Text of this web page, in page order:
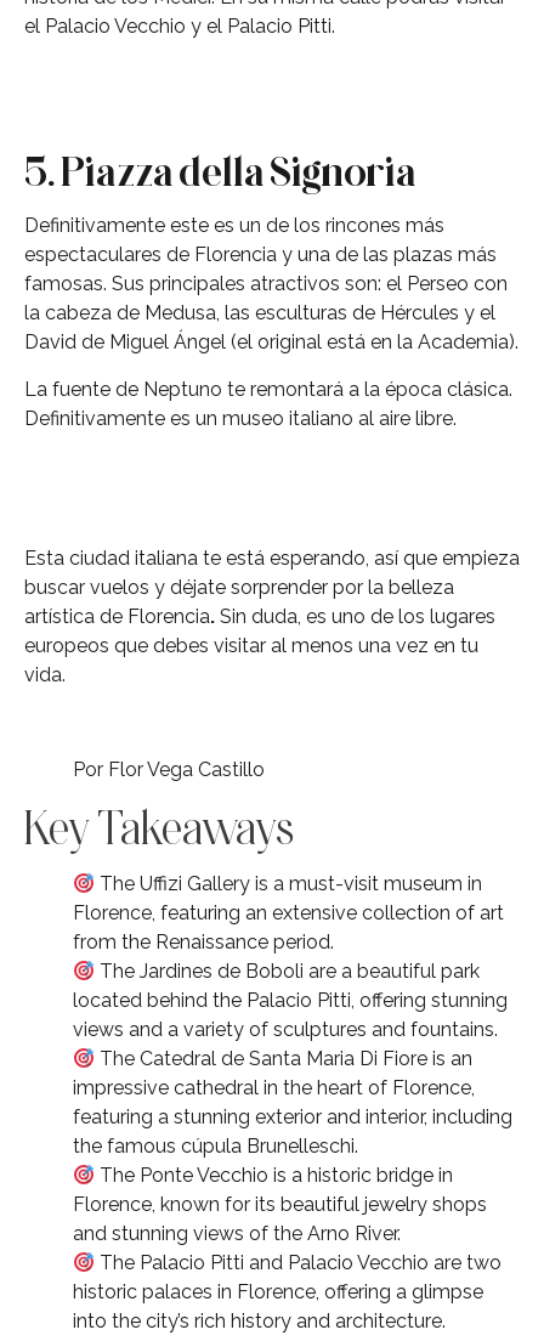
el Palacio Vecchio y el Palacio Pitti.
5. Piazza della Signoria
Definitivamente este es un de los rincones más
espectaculares de Florencia y una de las plazas más
famosas. Sus principales atractivos son: el Perseo con
la cabeza de Medusa, las esculturas de Hércules y el
David de Miguel Ángel (el original está en la Academia).
La fuente de Neptuno te remontará a la época clásica.
Definitivamente es un museo italiano al aire libre.
Esta ciudad italiana te está esperando, así que empieza
buscar vuelos y déjate sorprender por la belleza
artística de Florencia. Sin duda, es uno de los lugares
europeos que debes visitar al menos una vez en tu
vida.
Por Flor Vega Castillo
Key Takeaways
The Uffizi Gallery is a must-visit museum in
Florence, featuring an extensive collection of art
from the Renaissance period.
The Jardines de Boboli are a beautiful park
located behind the Palacio Pitti, offering stunning
views and a variety of sculptures and fountains.
The Catedral de Santa Maria Di Fiore is an
impressive cathedral in the heart of Florence,
featuring a stunning exterior and interior, including
the famous cúpula Brunelleschi.
The Ponte Vecchio is a historic bridge in
Florence, known for its beautiful jewelry shops
and stunning views of the Arno River.
The Palacio Pitti and Palacio Vecchio are two
historic palaces in Florence, offering a glimpse
into the city’s rich history and architecture.